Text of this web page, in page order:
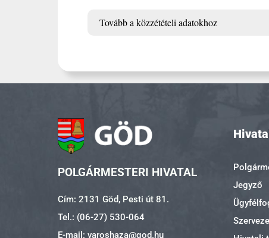
Tovább a közzétételi adatokhoz
POLGÁRMESTERI HIVATAL
Cím: 2131 Göd, Pesti út 81.
Tel.: (06-27) 530-064
E-mail: varoshaza@god.hu
Jegyző